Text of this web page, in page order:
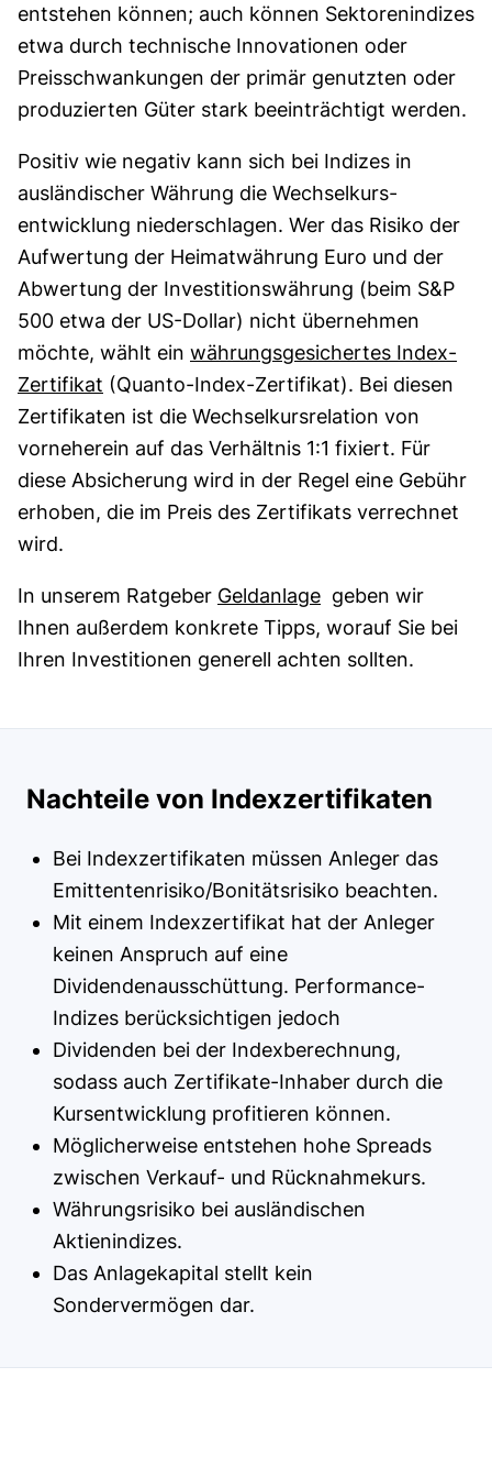
entstehen können; auch können Sektorenindizes
etwa durch technische Innovationen oder
Preisschwankungen der primär genutzten oder
produzierten Güter stark beeinträchtigt werden.
Positiv wie negativ kann sich bei Indizes in
ausländischer Währung die Wechsel­kurs­
entwicklung niederschlagen. Wer das Risiko der
Aufwertung der Heimatwährung Euro und der
Abwertung der Investitionswährung (beim S&P
500 etwa der US-Dollar) nicht übernehmen
möchte, wählt ein währungsgesichertes Index-
Zertifikat (Quanto-Index-Zertifikat). Bei diesen
Zertifikaten ist die Wechselkursrelation von
vorneherein auf das Verhältnis 1:1 fixiert. Für
diese Absicherung wird in der Regel eine Gebühr
erhoben, die im Preis des Zertifikats verrechnet
wird.
In unserem Ratgeber Geldanlage geben wir
Ihnen außerdem konkrete Tipps, worauf Sie bei
Ihren Investitionen generell achten sollten.
Nachteile von Indexzertifikaten
Bei Indexzertifikaten müssen Anleger das
Emittentenrisiko/Bonitätsrisiko beachten.
Mit einem Indexzertifikat hat der Anleger
keinen Anspruch auf eine
Dividendenausschüttung. Performance-
Indizes berücksichtigen jedoch
Dividenden bei der Indexberechnung,
sodass auch Zertifikate-Inhaber durch die
Kursentwicklung profitieren können.
Möglicherweise entstehen hohe Spreads
zwischen Verkauf- und Rücknahmekurs.
Währungsrisiko bei ausländischen
Aktienindizes.
Das Anlagekapital stellt kein
Sondervermögen dar.